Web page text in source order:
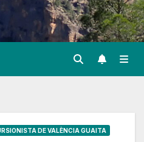
DE VALÈNCIA GUAITA